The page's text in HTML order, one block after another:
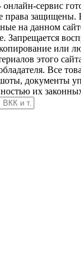
онлайн-сервис
права защищены.
на данном
Запрещается
или
этого
Все
документы
их